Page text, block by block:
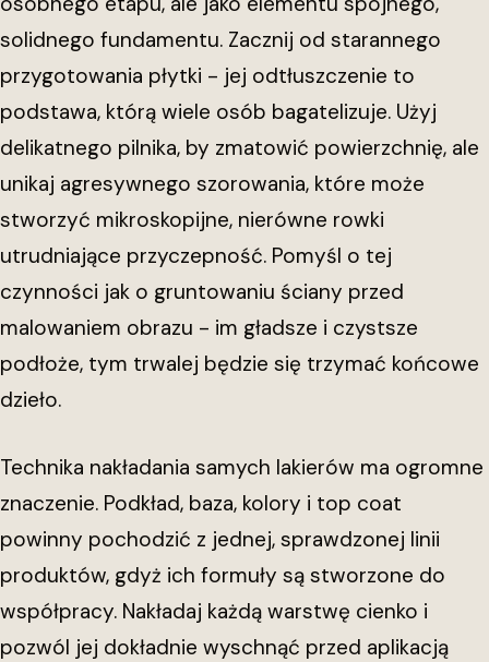
solidnego fundamentu. Zacznij od starannego
przygotowania płytki - jej odtłuszczenie to
podstawa, którą wiele osób bagatelizuje. Użyj
delikatnego pilnika, by zmatowić powierzchnię, ale
unikaj agresywnego szorowania, które może
stworzyć mikroskopijne, nierówne rowki
utrudniające przyczepność. Pomyśl o tej
czynności jak o gruntowaniu ściany przed
malowaniem obrazu - im gładsze i czystsze
podłoże, tym trwalej będzie się trzymać końcowe
dzieło.
Technika nakładania samych lakierów ma ogromne
znaczenie. Podkład, baza, kolory i top coat
powinny pochodzić z jednej, sprawdzonej linii
produktów, gdyż ich formuły są stworzone do
współpracy. Nakładaj każdą warstwę cienko i
pozwól jej dokładnie wyschnąć przed aplikacją